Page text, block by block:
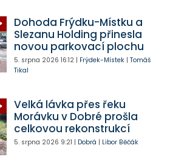
Dohoda Frýdku-Místku a
Slezanu Holding přinesla
novou parkovací plochu
5. srpna 2026 16:12| Frýdek-Místek| Tomáš
Tikal
Velká lávka přes řeku
Morávku v Dobré prošla
celkovou rekonstrukcí
5. srpna 2026 9:21 | Dobrá | Libor Běčák